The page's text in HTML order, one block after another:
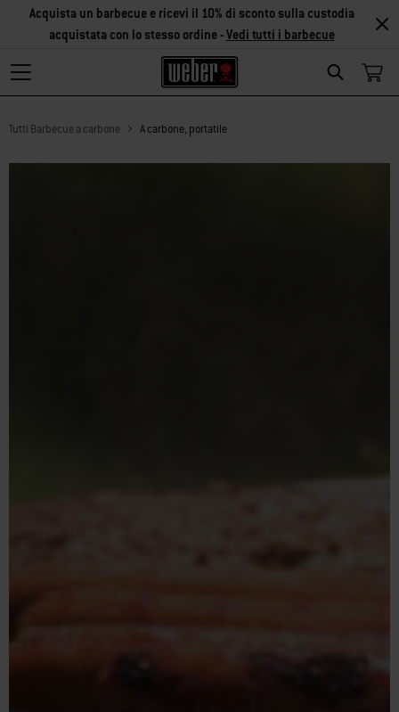
Search
Acquista un barbecue e ricevi il 10% di sconto sulla custodia
acquistata con lo stesso ordine -Vedi tutti i barbecue
Tutti Barbecue a carbone A carbone, portatile